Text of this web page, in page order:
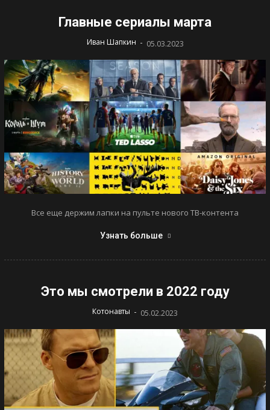
Главные сериалы марта
Иван Шапкин - 05.03.2023
Все еще держим лапки на пульте нового ТВ-контента
Узнать больше
Это мы смотрели в 2022 году
Котонавты - 05.02.2023